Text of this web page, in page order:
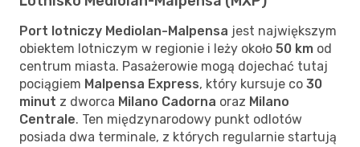
Port lotniczy Mediolan-Malpensa jest największym
obiektem lotniczym w regionie i leży około 50 km od
centrum miasta. Pasażerowie mogą dojechać tutaj
pociągiem Malpensa Express, który kursuje co 30
minut z dworca Milano Cadorna oraz Milano
Centrale. Ten międzynarodowy punkt odlotów
posiada dwa terminale, z których regularnie startują